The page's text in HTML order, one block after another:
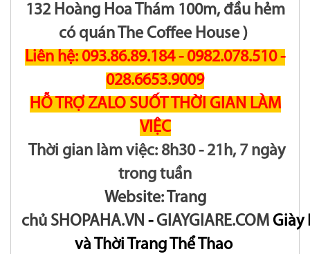
132 Hoàng Hoa Thám 100m, đầu hẻm
có quán The Coffee House )
Liên hệ: 093.86.89.184 - 0982.078.510 -
028.6653.9009
HỖ TRỢ ZALO SUỐT THỜI GIAN LÀM
VIỆC
Thời gian làm việc: 8h30 - 21h, 7 ngày
trong tuần
Website: Trang
chủ S HOPAHA.VN - GIAYGIARE.COM Giày
và Thời Trang Thể Thao